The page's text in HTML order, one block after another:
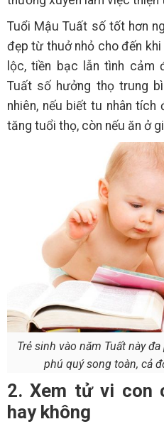
Tuổi Mậu Tuất số tốt hơn
đẹp từ thuở nhỏ cho đến khi
lộc, tiền bạc lẫn tình cảm
Tuất số hưởng thọ trung
nhiên, nếu biết tu nhân
tăng tuổi thọ, còn nếu ăn ở
Trẻ sinh vào năm Tuất này
phú quý song toàn, cả
2. Xem tử vi con
hay không